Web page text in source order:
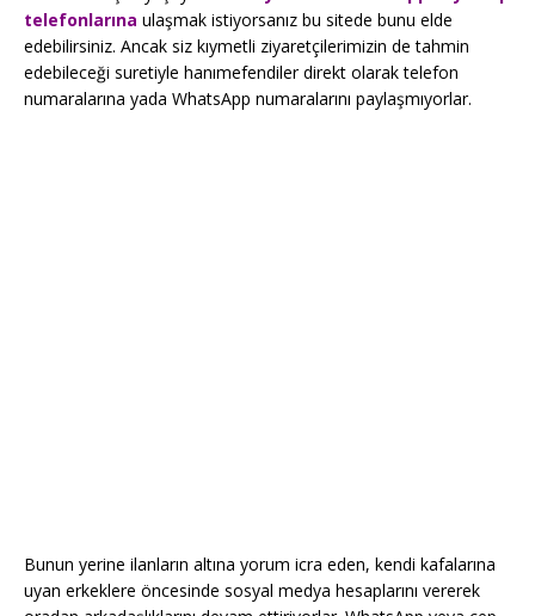
telefonlarına ulaşmak istiyorsanız bu sitede bunu elde
edebilirsiniz. Ancak siz kıymetli ziyaretçilerimizin de tahmin
edebileceği suretiyle hanımefendiler direkt olarak telefon
numaralarına yada WhatsApp numaralarını paylaşmıyorlar.
Bunun yerine ilanların altına yorum icra eden, kendi kafalarına
uyan erkeklere öncesinde sosyal medya hesaplarını vererek